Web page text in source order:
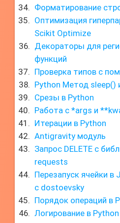
Форматирование
Оптимизация
Scikit Optimize
Декораторы для
функций
Проверка типов с
Python Метод sleep()
Срезы в Python
Работа с *args и
Итерации в Python
Antigravity модуль
Запрос DELETE с
requests
Перезапуск ячейки в
с dostoevsky
Порядок операций в
Логирование в Python